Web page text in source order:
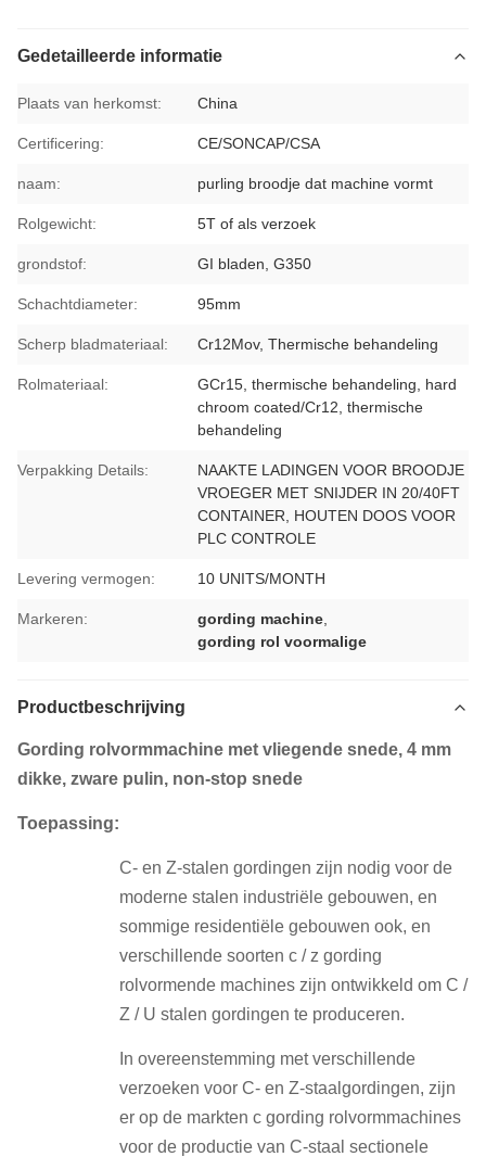
Gedetailleerde informatie
Plaats van herkomst: China
Certificering: CE/SONCAP/CSA
naam: purling broodje dat machine vormt
Rolgewicht: 5T of als verzoek
grondstof: GI bladen, G350
Schachtdiameter: 95mm
Scherp bladmateriaal: Cr12Mov, Thermische behandeling
Rolmateriaal:
GCr15, thermische behandeling, hard
chroom coated/Cr12, thermische
behandeling
Verpakking Details:
NAAKTE LADINGEN VOOR BROODJE
VROEGER MET SNIJDER IN 20/40FT
CONTAINER, HOUTEN DOOS VOOR
PLC CONTROLE
Levering vermogen: 10 UNITS/MONTH
Markeren: gording machine
gording rol voormalige
Productbeschrijving
Gording rolvormmachine met vliegende snede, 4 mm
dikke, zware pulin, non-stop snede
Toepassing:
C- en Z-stalen gordingen zijn nodig voor de
moderne stalen industriële gebouwen, en
sommige residentiële gebouwen ook, en
verschillende soorten c / z gording
rolvormende machines zijn ontwikkeld om C /
Z / U stalen gordingen te produceren.
In overeenstemming met verschillende
verzoeken voor C- en Z-staalgordingen, zijn
er op de markten c gording rolvormmachines
voor de productie van C-staal sectionele